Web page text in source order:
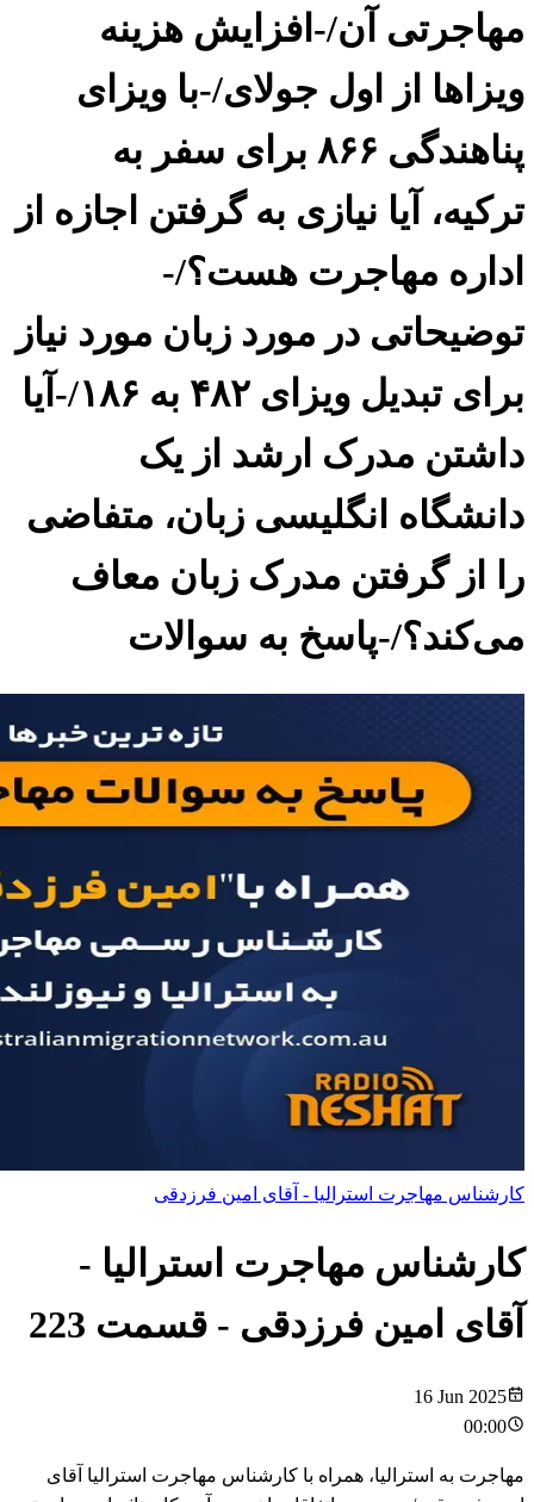
مهاجرتی آن/-افزایش هزینه
ویزاها از اول جولای/-با ویزای
پناهندگی ۸۶۶ برای سفر به
ترکیه، آیا نیازی به گرفتن اجازه از
اداره مهاجرت هست؟/-
توضیحاتی در مورد زبان مورد نیاز
برای تبدیل ویزای ۴۸۲ به ۱۸۶/-آیا
داشتن مدرک ارشد از یک
دانشگاه انگلیسی زبان، متفاضی
را از گرفتن مدرک زبان معاف
می‌کند؟/-پاسخ به سوالات
کارشناس مهاجرت استرالیا - آقای امین فرزدقی
کارشناس مهاجرت استرالیا -
آقای امین فرزدقی - قسمت 223
16 Jun 2025
00:00
مهاجرت به استرالیا، همراه با کارشناس مهاجرت استرالیا آقای